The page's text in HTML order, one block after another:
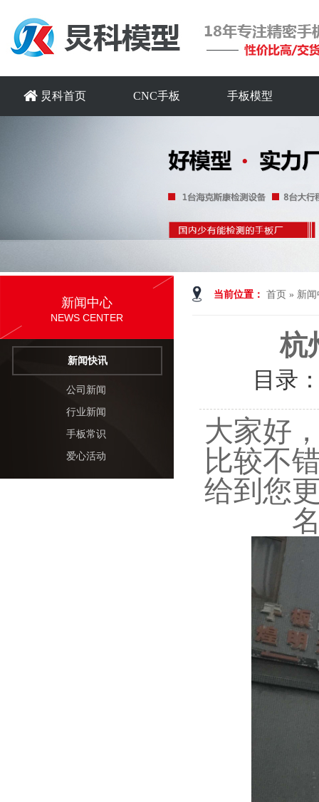
炅科首页 CNC手板 手板模型
当前位置： 首页 » 新
杭
目录
大家好
比较不
给到您
新闻中心
NEWS CENTER
新闻快讯
公司新闻
行业新闻
手板常识
爱心活动